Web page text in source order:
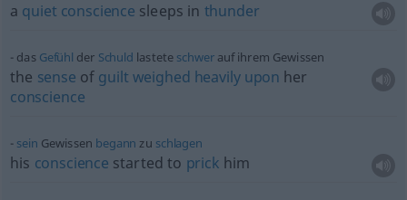
a quiet conscience sleeps in thunder
das Gefühl der Schuld lastete schwerauf ihrem Gewissen
the sense of guilt weighed heavily upon her
conscience
sein Gewissen begann zu schlagen
his conscience started to prick him